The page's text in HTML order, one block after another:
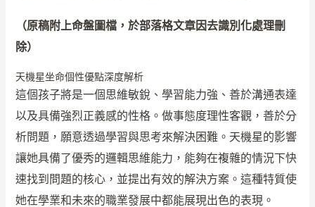
（原稿附上命盤圖檔，於部落格文章因去識別化處理刪
除）
天機星坐命個性優點深度解析
這個孩子將是一個思維敏銳、學習能力強、善於溝通表達
以及具備強烈正義感的性格。做事態度理性客觀，善於分
析問題，願意透過學習與思考來解決困難。天機星的影響
讓她具備了優秀的邏輯思維能力，能夠在複雜的情況下快
速找到問題的核心，並提出有效的解決方案。這種特質使
她在學業和未來的職業發展中都能展現出色的表現。